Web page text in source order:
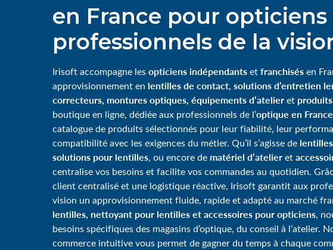
en France pour opticiens
professionnels de la
Irisoft accompagne lesopticiens indépendantsetfranchisésen
approvisionnement en lentilles de contact, solutions d’entretien
correcteurs, montures optiques, équipements d’atelieret
boutique en ligne, dédiée aux professionnels de l’optique en France
catalogue de produits sélectionnés pour leur fiabilité, leur
compatibilité avec les exigences du métier. Qu’il s’agisse de
solutions pour lentilles, ou encore de matériel d’atelieret
centralise vos besoins et facilite vos commandes au quotidien.
client centralisé et une logistique réactive, Irisoft garantit aux
vision un approvisionnement fluide, rapide et adapté au marché
lentilles, nettoyant pour lentilles et accessoires pour opticiens,
besoins spécifiques des magasins d’optique, du conseil à l’atelier.
commerce intuitive vous permet de gagner du temps à chaque